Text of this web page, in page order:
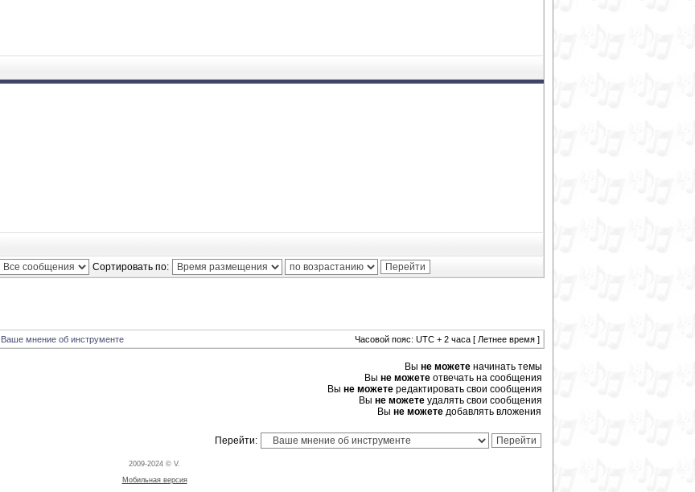
Сортировать по:
Ваше мнение об инструменте Часовой пояс: UTC + 2 часа [ Летнее время ]
Вы не можете начинать темы
Вы не можете отвечать на сообщения
Вы не можете редактировать свои сообщения
Вы не можете удалять свои сообщения
Вы не можете добавлять вложения
Перейти:
2009-2024 © V.
Мобильная версия